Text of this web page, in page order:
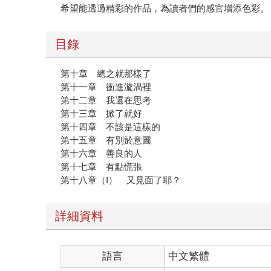
希望能透過精彩的作品，為讀者們的感官增添色彩。
目錄
第十章 總之就那樣了
第十一章 衝進漩渦裡
第十二章 我還在思考
第十三章 掀了就好
第十四章 不該是這樣的
第十五章 有別於意圖
第十六章 善良的人
第十七章 有點慌張
第十八章（I） 又見面了耶？
詳細資料
語言 中文繁體